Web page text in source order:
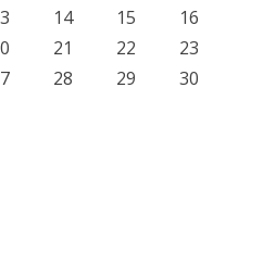
14 15
16
21 22
23
28 29
30